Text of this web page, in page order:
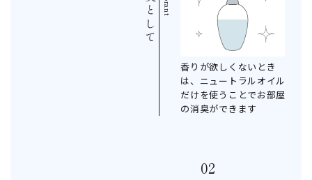
香りが欲しくないとき
は、ニュートラルオイル
だけを使うことでお部屋
の消臭ができます